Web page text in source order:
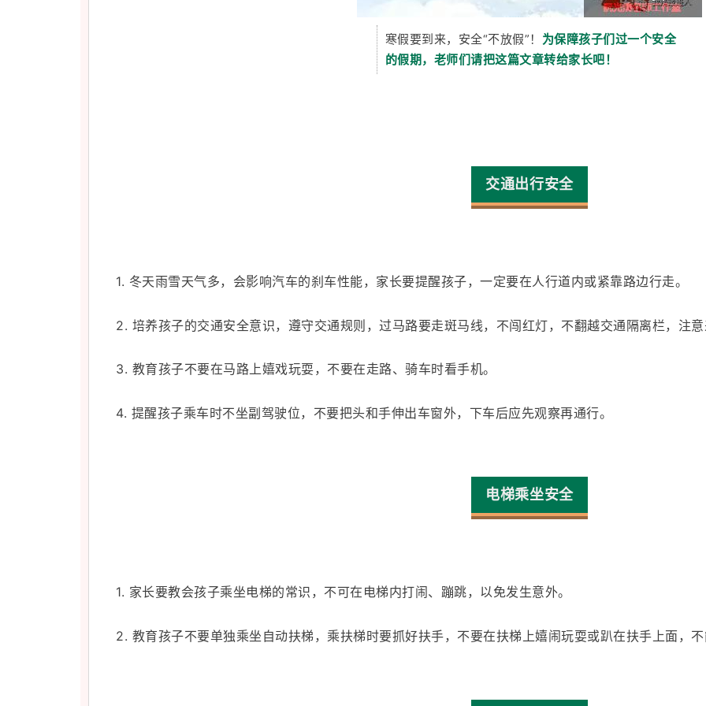
寒假要到来，安全“不放假”！ 为保障孩子们过一个安全
的假期，老师们请把这篇文章转给家长吧！
交通出行安全
1. 冬天雨雪天气多， 会影响汽车的刹车性能， 家长要提醒孩子， 一定要在人行道内或紧靠路边行走。
2. 培养孩子的交通安全意识，遵守交通规则 ， 过马路要走斑马线，不闯红灯，不翻越交通隔离栏， 注
3. 教育孩子不要在马路上嬉戏玩耍，不要在走路、骑车时看手机。
4. 提醒孩子乘车时不坐副驾驶位，不要把头和手伸出车窗外，下车后应先观察再通行。
电梯乘坐安全
1. 家长要教会孩子乘坐电梯的常识，不可在电梯内打闹、蹦跳， 以免发生意外。
2. 教育孩子不要单独乘坐 自动扶梯，乘扶梯时要抓好扶手，不要在扶梯上嬉闹玩耍或趴在扶手上面，不